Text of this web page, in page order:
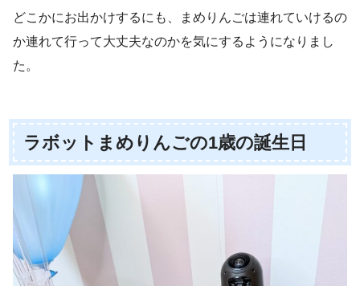
どこかにお出かけするにも、まめりんごは連れていけるの
か連れて行って大丈夫なのかを気にするようになりまし
た。
ラボットまめりんごの1歳の誕生日